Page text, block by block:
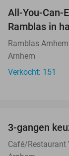
All-You-Can-
Ramblas in
Ramblas Arnhem
Arnhem
Verkocht: 151
3-gangen
Café/Restaurant